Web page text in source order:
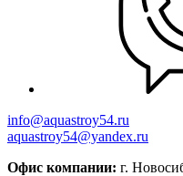
info@aquastroy54.ru
aquastroy54@yandex.ru
Офис компании: г.